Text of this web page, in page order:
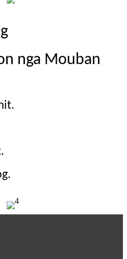
nga Mouban